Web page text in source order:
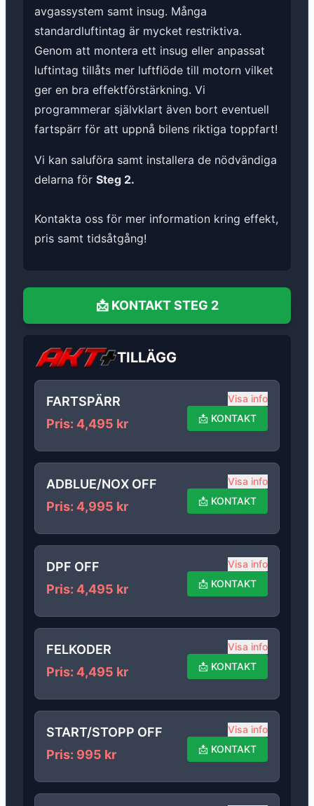
avgassystem samt insug. Många
standardluftintag är mycket restriktiva.
Genom att montera ett insug eller anpassat
luftintag tillåts mer luftflöde till motorn vilket
ger en bra effektförstärkning. Vi
programmerar självklart även bort eventuell
fartspärr för att uppnå bilens riktiga toppfart!
Vi kan saluföra samt installera de nödvändiga
delarna för Steg 2.
Kontakta oss för mer information kring effekt,
pris samt tidsåtgång!
📩 KONTAKT STEG 2
TILLÄGG
FARTSPÄRR
Pris: 4,495 kr
Visa info
📩 KONTAKT
ADBLUE/NOX OFF
Pris: 4,995 kr
Visa info
📩 KONTAKT
DPF OFF
Pris: 4,495 kr
Visa info
📩 KONTAKT
FELKODER
Pris: 4,495 kr
Visa info
📩 KONTAKT
START/STOPP OFF
Pris: 995 kr
Visa info
📩 KONTAKT